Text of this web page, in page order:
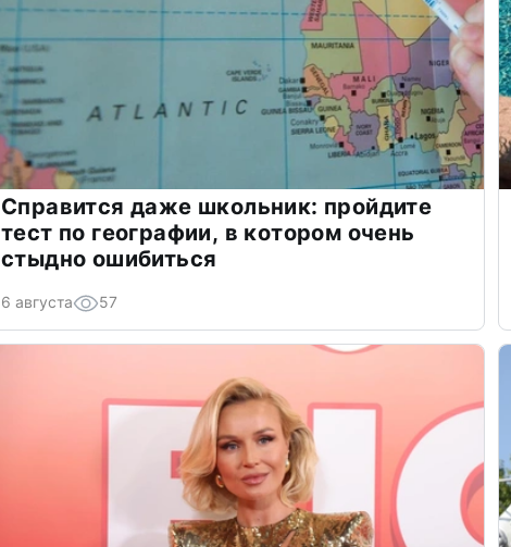
Справится даже школьник: пройдите
тест по географии, в котором очень
стыдно ошибиться
6 августа 57